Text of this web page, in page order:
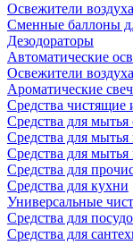
Освежители
Сменные баллоны
Дезодораторы
Автоматические
Освежители воздуха
Ароматические
Средства
Средства для мытья
Средства для мытья
Средства для
Средства для
Средства для кухни
Универсальные
Средства для
Средства для